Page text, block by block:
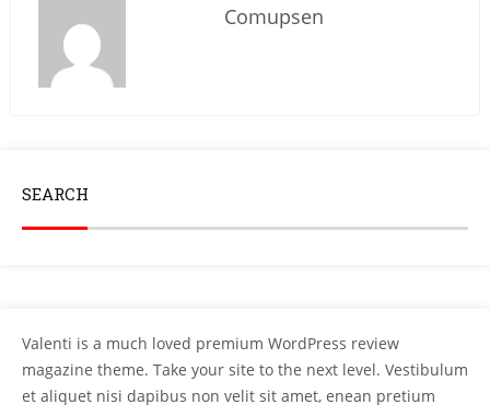
Comupsen
SEARCH
Valenti is a much loved premium WordPress review
magazine theme. Take your site to the next level. Vestibulum
et aliquet nisi dapibus non velit sit amet, enean pretium